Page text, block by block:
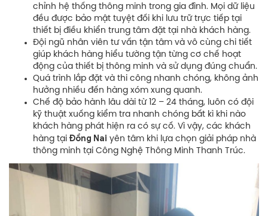
chỉnh hệ thống thông minh trong gia đình. Mọi dữ liệu
đều được bảo mật tuyệt đối khi lưu trữ trực tiếp tại
thiết bị điều khiển trung tâm đặt tại nhà khách hàng.
Đội ngũ nhân viên tư vấn tận tâm và vô cùng chi tiết
giúp khách hàng hiểu tường tận từng cơ chế hoạt
động của thiết bị thông minh và sử dụng đúng chuẩn.
Quá trình lắp đặt và thi công nhanh chóng, không ảnh
hưởng nhiều đến hàng xóm xung quanh.
Chế độ bảo hành lâu dài từ 12 – 24 tháng, luôn có đội
kỹ thuật xuống kiểm tra nhanh chóng bất kì khi nào
khách hàng phát hiện ra có sự cố. Vì vậy, các khách
hàng tại Đồng Nai yên tâm khi lựa chọn giải pháp nhà
thông minh tại Công Nghệ Thông Minh Thanh Trúc.